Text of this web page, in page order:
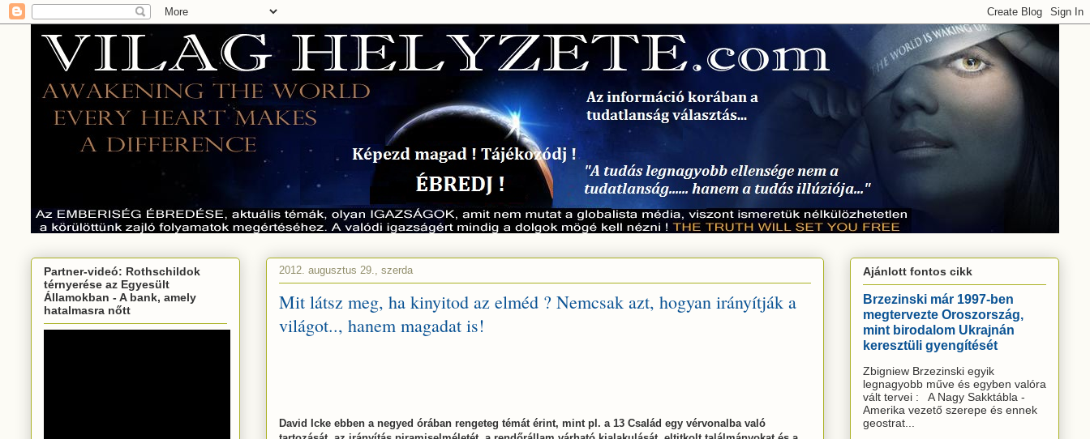
2012. augusztus 29., szerda
Mit látsz meg, ha kinyitod az elméd ? Nemcsak azt, hogyan irányítják a
világot.., hanem magadat is!
David Icke ebben a negyed órában rengeteg témát érint, mint pl. a 13 Család egy vérvonalba való
Partner-videó: Rothschildok
térnyerése az Egyesült
Államokban - A bank, amely
hatalmasra nőtt
Ajánlott fontos cikk
Brzezinski már 1997-ben
megtervezte Oroszország,
mint birodalom Ukrajnán
keresztüli gyengítését
Zbigniew Brzezinski egyik
legnagyobb műve és egyben valóra
vált tervei : A Nagy Sakktábla -
Amerika vezető szerepe és ennek
geostrat...